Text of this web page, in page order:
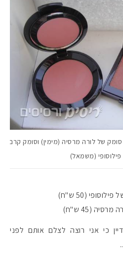
של לורה מרסיה (מימין) וסומק קרם
(משמאל)
פילוסופי (50 ש"ח)
(45 ש"ח)
כי אני רוצה לצלם אותם לפני